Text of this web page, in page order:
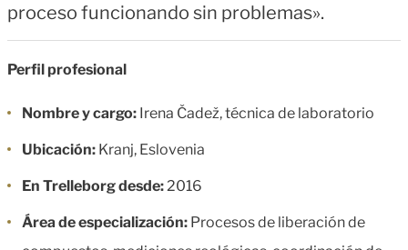
proceso funcionando sin problemas».
Perfil profesional
Nombre y cargo: Irena Čadež, técnica de laboratorio
Ubicación: Kranj, Eslovenia
En Trelleborg desde:2016
Área de especialización: Procesos de liberación de
v
n
i
a